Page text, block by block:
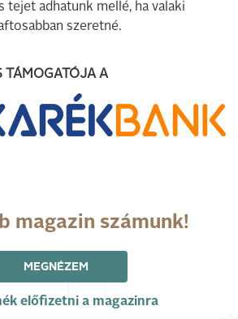
tejet adhatunk mellé, ha valaki
szeretné.
TÁMOGATÓJA A
magazin számunk!
MEGNÉZEM
előfizetni a magazinra